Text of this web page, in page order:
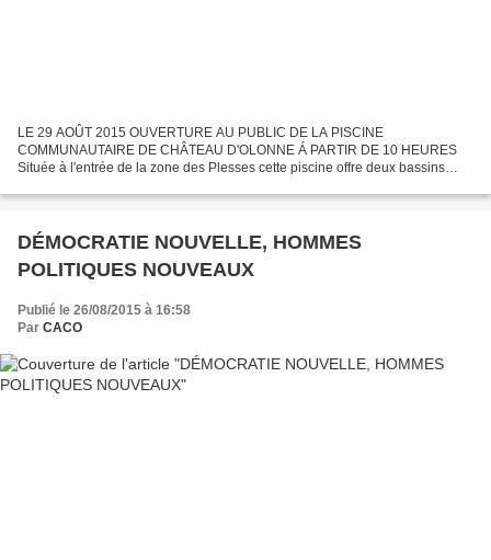
LE 29 AOÛT 2015 OUVERTURE AU PUBLIC DE LA PISCINE
COMMUNAUTAIRE DE CHÂTEAU D'OLONNE Á PARTIR DE 10 HEURES
Située à l'entrée de la zone des Plesses cette piscine offre deux bassins
DÉMOCRATIE NOUVELLE, HOMMES
POLITIQUES NOUVEAUX
Publié le 26/08/2015 à 16:58
Par CACO